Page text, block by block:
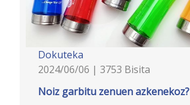
Dokuteka
2024/06/06 | 3753 Bisita
Noiz garbitu zenuen azkenekoz?